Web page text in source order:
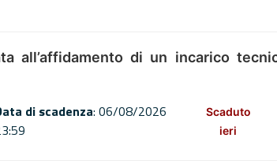
all’affidamento di un incarico
di scadenza: 06/08/2026
Scaduto
ieri